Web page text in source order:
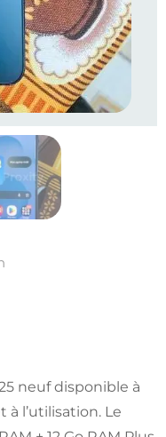
neuf disponible à
l’utilisation. Le